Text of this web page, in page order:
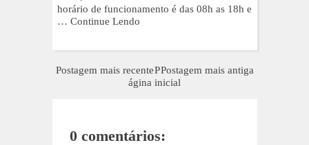
horário de funcionamento é das 08h as 18h e
… Continue Lendo
Postagem mais recente Postagem mais antiga
P
ágina inicial
0 comentários: